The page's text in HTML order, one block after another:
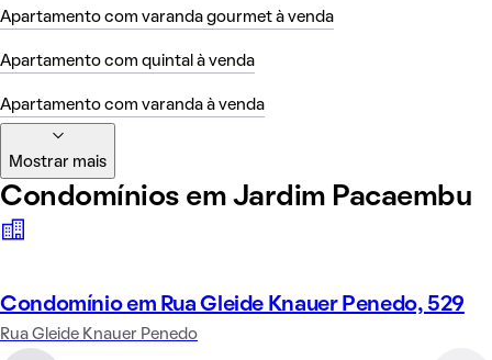
Apartamento com varanda gourmet à venda
Apartamento com quintal à venda
Apartamento com varanda à venda
Mostrar mais
Condomínios em Jardim Pacaembu
Condomínio em Rua Gleide Knauer Penedo, 529
Rua Gleide Knauer Penedo